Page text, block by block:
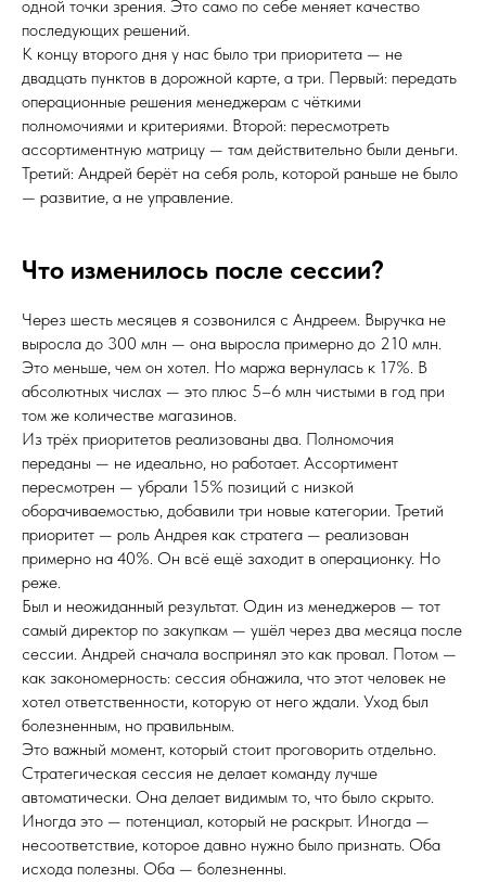
одной точки зрения. Это само по себе меняет качество
последующих решений.
К концу второго дня у нас было три приоритета — не
двадцать пунктов в дорожной карте, а три. Первый: передать
операционные решения менеджерам с чёткими
полномочиями и критериями. Второй: пересмотреть
ассортиментную матрицу — там действительно были деньги.
Третий: Андрей берёт на себя роль, которой раньше не было
— развитие, а не управление.
Что изменилось после сессии?
Через шесть месяцев я созвонился с Андреем. Выручка не
выросла до 300 млн — она выросла примерно до 210 млн.
Это меньше, чем он хотел. Но маржа вернулась к 17%. В
абсолютных числах — это плюс 5–6 млн чистыми в год при
том же количестве магазинов.
Из трёх приоритетов реализованы два. Полномочия
переданы — не идеально, но работает. Ассортимент
пересмотрен — убрали 15% позиций с низкой
оборачиваемостью, добавили три новые категории. Третий
приоритет — роль Андрея как стратега — реализован
примерно на 40%. Он всё ещё заходит в операционку. Но
реже.
Был и неожиданный результат. Один из менеджеров — тот
самый директор по закупкам — ушёл через два месяца после
сессии. Андрей сначала воспринял это как провал. Потом —
как закономерность: сессия обнажила, что этот человек не
хотел ответственности, которую от него ждали. Уход был
болезненным, но правильным.
Это важный момент, который стоит проговорить отдельно.
Стратегическая сессия не делает команду лучше
автоматически. Она делает видимым то, что было скрыто.
Иногда это — потенциал, который не раскрыт. Иногда —
несоответствие, которое давно нужно было признать. Оба
исхода полезны. Оба — болезненны.